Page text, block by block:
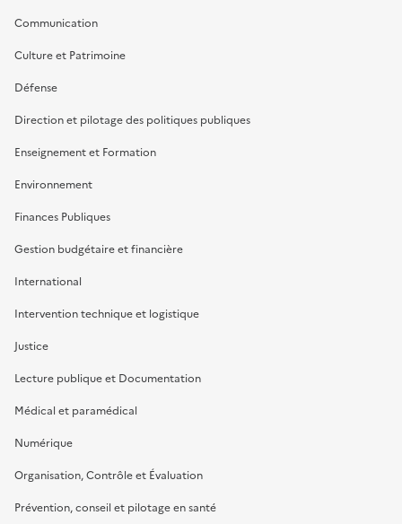
Communication
Culture et Patrimoine
Défense
Direction et pilotage des politiques publiques
Enseignement et Formation
Environnement
Finances Publiques
Gestion budgétaire et financière
International
Intervention technique et logistique
Justice
Lecture publique et Documentation
Médical et paramédical
Numérique
Organisation, Contrôle et Évaluation
Prévention, conseil et pilotage en santé